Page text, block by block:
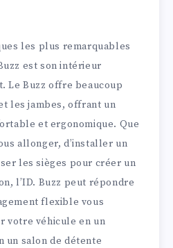
les plus remarquables
est son intérieur
Le Buzz offre beaucoup
les jambes, offrant un
et ergonomique. Que
allonger, d’installer un
les sièges pour créer un
l’ID. Buzz peut répondre
flexible vous
votre véhicule en un
un salon de détente